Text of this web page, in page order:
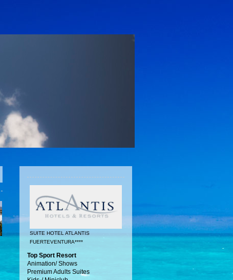
SUITE HOTEL ATLANTIS
FUERTEVENTURA****
Top Sport Resort
Animation/ Shows
Premium Adults Suites